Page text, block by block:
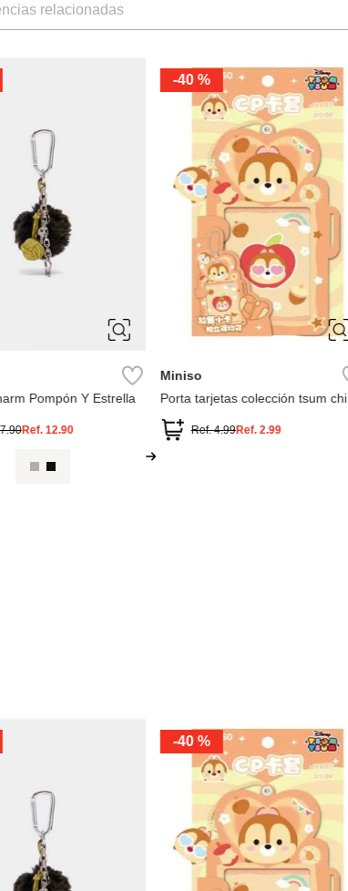
relacionadas
Pompón Y Estrella
Ref. 12.90
-40 %
ÚNICA
Miniso
Porta tarjetas colección tsum chip
Ref.4.99Ref.2.99
-40 %